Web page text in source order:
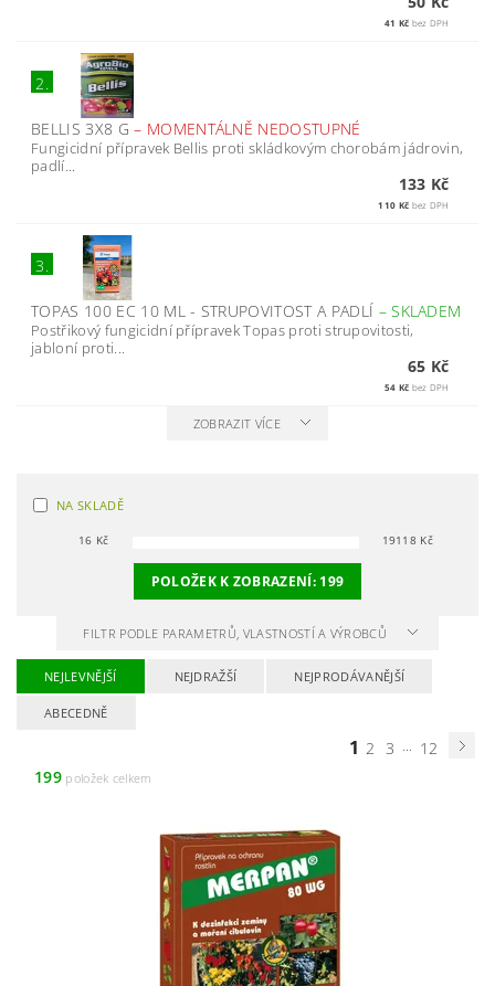
41 Kč bez DPH
2.
BELLIS 3X8 G– MOMENTÁLNĚ NEDOSTUPNÉ
Fungicidní přípravek Bellis proti skládkovým chorobám jádrovin,
padlí...
133 Kč
110 Kč bez DPH
3.
TOPAS 100 EC 10 ML - STRUPOVITOST A PADLÍ –SKLADEM
Postřikový fungicidní přípravek Topas proti strupovitosti,
jabloní proti...
65 Kč
54 Kč bez DPH
ZOBRAZIT VÍCE
NA SKLADĚ
16 Kč 19118 Kč
POLOŽEK K ZOBRAZENÍ: 199
FILTR PODLE PARAMETRŮ, VLASTNOSTÍ A VÝROBCŮ
NEJLEVNĚJŠÍ NEJDRAŽŠÍ NEJPRODÁVANĚJŠÍ
ABECEDNĚ
1 2 3 ... 12
199položek celkem